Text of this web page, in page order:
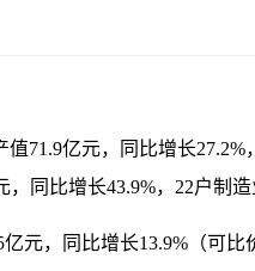
71.9亿元，同比增长
同比增长43.9%，22户制造
元，同比增长13.9%（可比